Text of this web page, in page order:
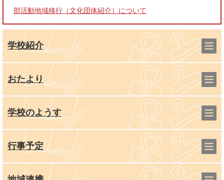
部活動地域移行（文化団体紹介）について
学校紹介
おたより
学校のようす
行事予定